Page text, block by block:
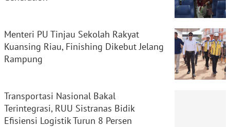
Menteri PU Tinjau Sekolah Rakyat
Kuansing Riau, Finishing Dikebut Jelang
Rampung
Transportasi Nasional Bakal
Terintegrasi, RUU Sistranas Bidik
Efisiensi Logistik Turun 8 Persen